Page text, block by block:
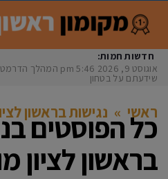
חדשות חמות:
אוגוסט 9, 2026
5:46 pm המהלך
שידעתם על בטחון
ראשי » נגישות בראשון
כל הפוסטים ב
בראשון לציון